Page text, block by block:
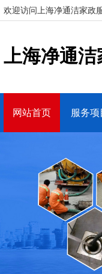
欢迎访问上海净通洁家政
上海净通
网站首页 服务项